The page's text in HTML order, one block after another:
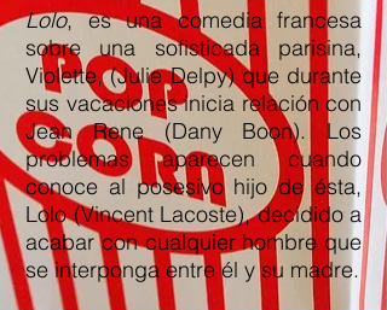
Lolo, es una comedia francesa
sobre una sofisticada parisina,
Violette, (Julie Delpy) que durante
sus vacaciones inicia relación con
Jean Rene (Dany Boon). Los
problemas aparecen cuando
conoce al posesivo hijo de ésta,
Lolo (Vincent Lacoste), decidido a
acabar con cualquier hombre que
se interponga entre él y su madre.